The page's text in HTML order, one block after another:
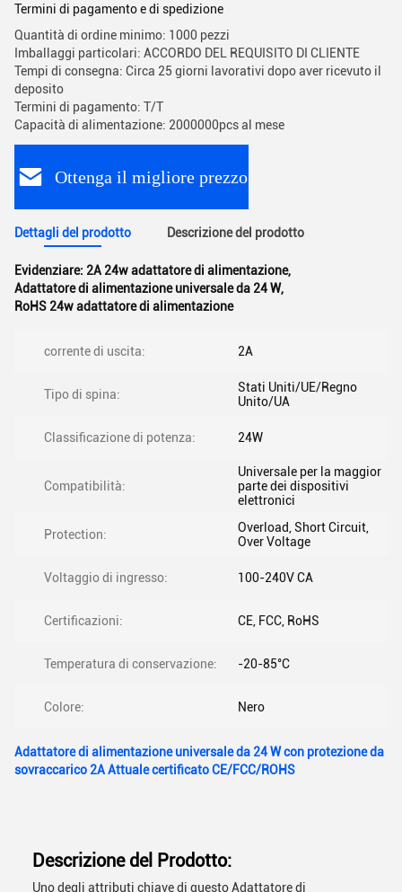
Termini di pagamento e di spedizione
Quantità di ordine minimo: 1000 pezzi
Imballaggi particolari: ACCORDO DEL REQUISITO DI CLIENTE
Tempi di consegna: Circa 25 giorni lavorativi dopo aver ricevuto il
deposito
Termini di pagamento: T/T
Capacità di alimentazione: 2000000pcs al mese
Ottenga il migliore prezzo
Dettagli del prodotto Descrizione del prodotto
Evidenziare: 2A 24w adattatore di alimentazione,
Adattatore di alimentazione universale da 24 W,
RoHS 24w adattatore di alimentazione
corrente di uscita: 2A
Tipo di spina:
Stati Uniti/UE/Regno
Unito/UA
Classificazione di potenza: 24W
Compatibilità:
Universale per la maggior
parte dei dispositivi
elettronici
Protection:
Overload, Short Circuit,
Over Voltage
Voltaggio di ingresso: 100-240V CA
Certificazioni: CE, FCC, RoHS
Temperatura di conservazione: -20-85°C
Colore: Nero
Adattatore di alimentazione universale da 24 W con protezione da
sovraccarico 2A Attuale certificato CE/FCC/ROHS
Descrizione del Prodotto:
Uno degli attributi chiave di questo Adattatore di